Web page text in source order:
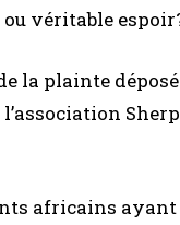
ou véritable
la plainte
africains